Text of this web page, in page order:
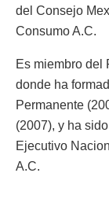
del Consejo
Consumo A.C.
Es miembro del
donde ha
Permanente
(2007), y ha
Ejecutivo
A.C.